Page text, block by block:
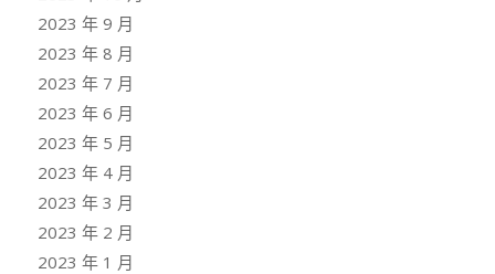
2023 年 9 月
2023 年 8 月
2023 年 7 月
2023 年 6 月
2023 年 5 月
2023 年 4 月
2023 年 3 月
2023 年 2 月
2023 年 1 月